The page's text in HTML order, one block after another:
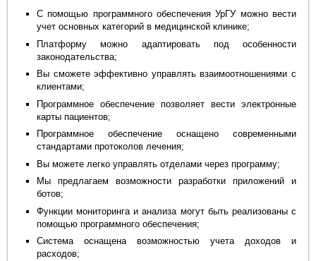
С помощью программного обеспечения УрГУ можно вести
учет основных категорий в медицинской клинике;
Платформу можно адаптировать под особенности
законодательства;
Вы сможете эффективно управлять взаимоотношениями с
клиентами;
Программное обеспечение позволяет вести электронные
карты пациентов;
Программное обеспечение оснащено современными
стандартами протоколов лечения;
Вы можете легко управлять отделами через программу;
Мы предлагаем возможности разработки приложений и
ботов;
Функции мониторинга и анализа могут быть реализованы с
помощью программного обеспечения;
Система оснащена возможностью учета доходов и
расходов;